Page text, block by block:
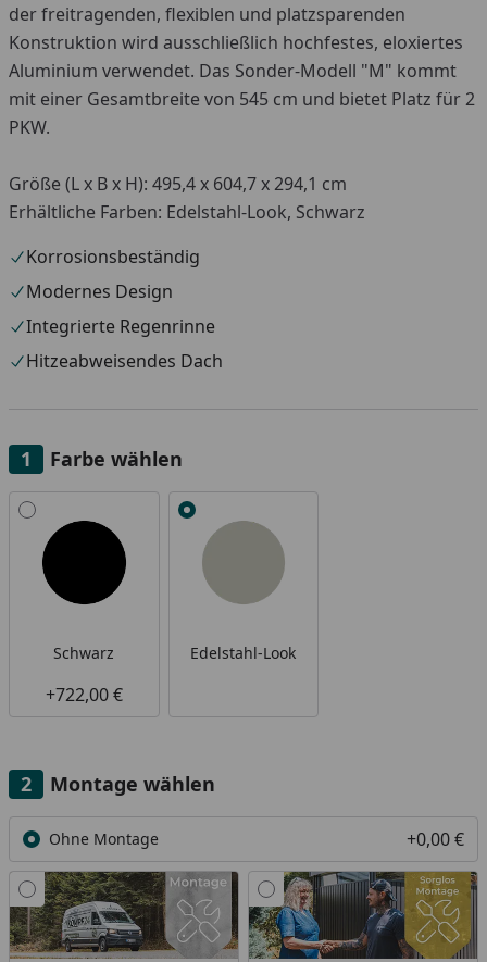
der freitragenden, flexiblen und platzsparenden
Konstruktion wird ausschließlich hochfestes, eloxiertes
Aluminium verwendet. Das Sonder-Modell "M" kommt
mit einer Gesamtbreite von 545 cm und bietet Platz für 2
PKW.
Größe (L x B x H): 495,4 x 604,7 x 294,1 cm
Erhältliche Farben: Edelstahl-Look, Schwarz
Korrosionsbeständig
Modernes Design
Integrierte Regenrinne
Hitzeabweisendes Dach
Farbe wählen
Alle anzeigen (2)
Schwarz
+722,00 €
Edelstahl-Look
Montage wählen
Ohne Montage +0,00 €